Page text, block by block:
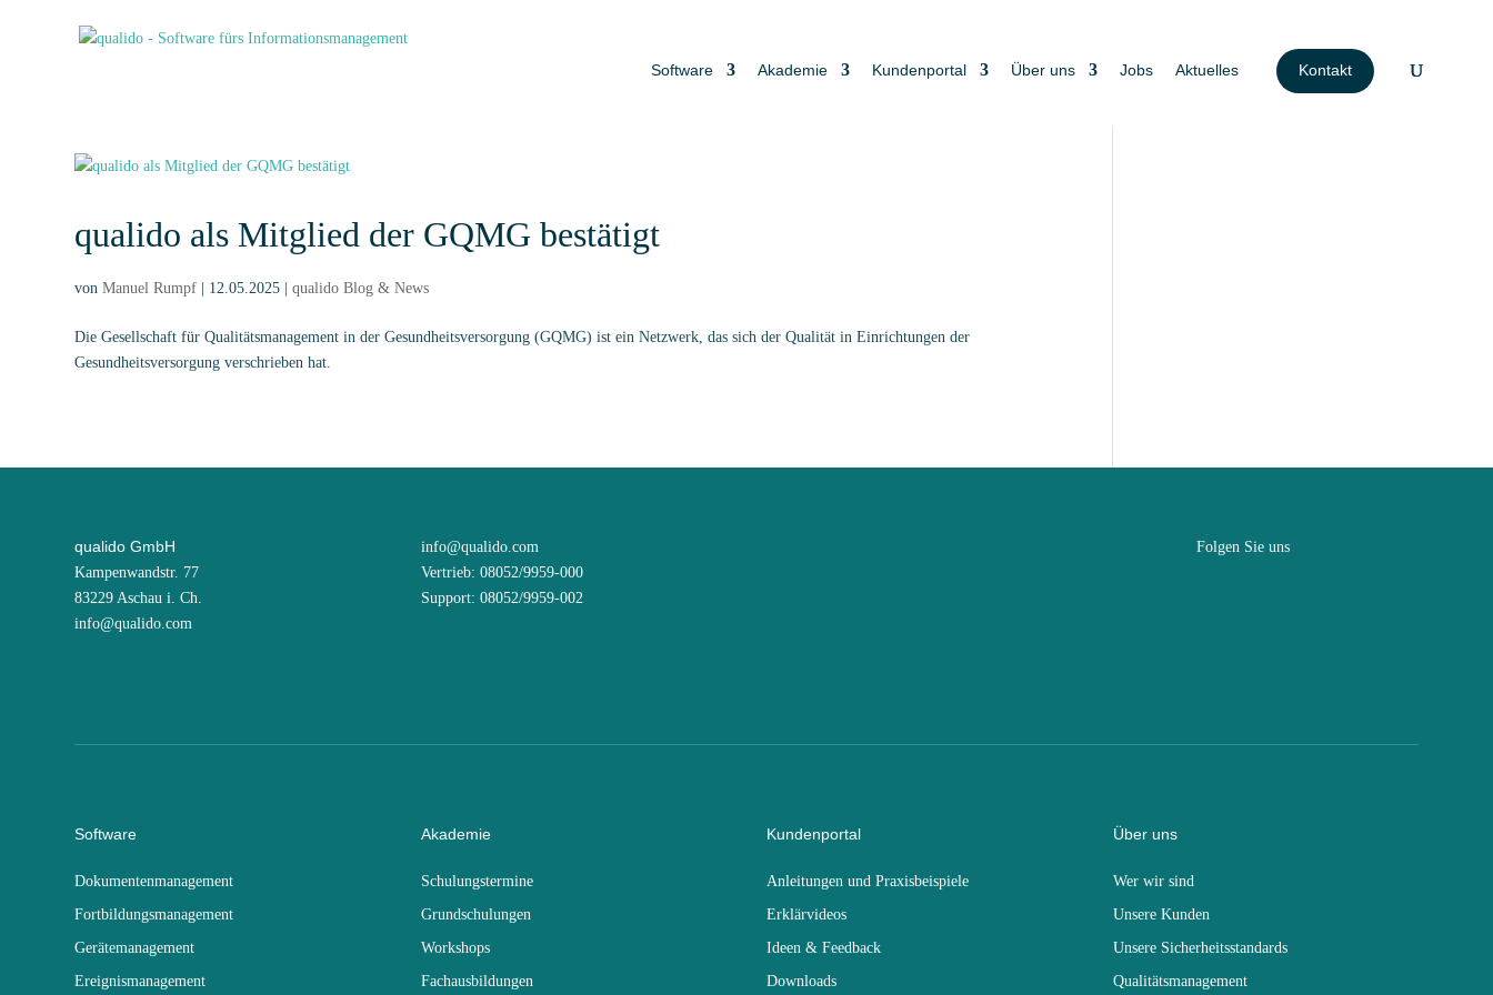
Software Akademie Kundenportal Über uns Jobs Aktuelles Kontakt
qualido als Mitglied der GQMG bestätigt
vonManuel Rumpf 12.05.2025 |qualido Blog & News
Die Gesellschaft für Qualitätsmanagement in der Gesundheitsversorgung (GQMG) ist ein Netzwerk, das sich der Qualität in Einrichtungen der
Gesundheitsversorgung verschrieben hat.
qualido GmbH
Kampenwandstr. 77
83229 Aschau i. Ch.
info@qualido.com
info@qualido.com
Vertrieb: 08052/9959-000
Support: 08052/9959-002
Folgen Sie uns
Software
Dokumentenmanagement
Fortbildungsmanagement
Gerätemanagement
Ereignismanagement
Akademie
Schulungstermine
Grundschulungen
Workshops
Fachausbildungen
Kundenportal
Anleitungen und Praxisbeispiele
Erklärvideos
Ideen & Feedback
Downloads
Über uns
Wer wir sind
Unsere Kunden
Unsere Sicherheitsstandards
Qualitätsmanagement